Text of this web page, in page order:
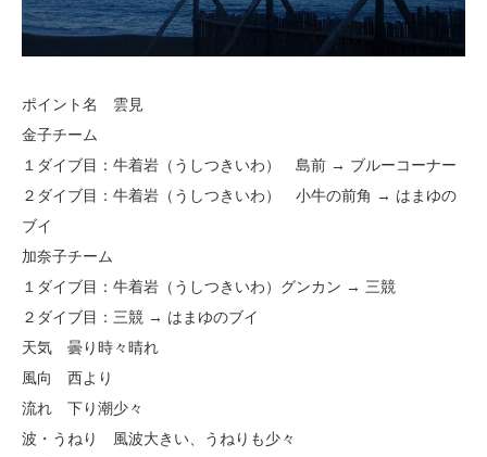
ポイント名 雲見
金子チーム
１ダイブ目：牛着岩（うしつきいわ） 島前 → ブルーコーナー
２ダイブ目：牛着岩（うしつきいわ） 小牛の前角 → はまゆの
ブイ
加奈子チーム
１ダイブ目：牛着岩（うしつきいわ）グンカン → 三競
２ダイブ目：三競 → はまゆのブイ
天気 曇り時々晴れ
風向 西より
流れ 下り潮少々
波・うねり 風波大きい、うねりも少々